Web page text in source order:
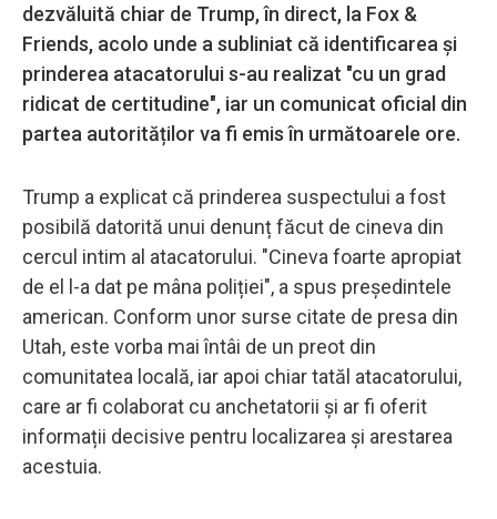
dezvăluită chiar de Trump, în direct, la Fox &
Friends, acolo unde a subliniat că identificarea și
prinderea atacatorului s-au realizat "cu un grad
ridicat de certitudine", iar un comunicat oficial din
partea autorităților va fi emis în următoarele ore.
Trump a explicat că prinderea suspectului a fost
posibilă datorită unui denunț făcut de cineva din
cercul intim al atacatorului. "Cineva foarte apropiat
de el l-a dat pe mâna poliției", a spus președintele
american. Conform unor surse citate de presa din
Utah, este vorba mai întâi de un preot din
comunitatea locală, iar apoi chiar tatăl atacatorului,
care ar fi colaborat cu anchetatorii și ar fi oferit
informații decisive pentru localizarea și arestarea
acestuia.